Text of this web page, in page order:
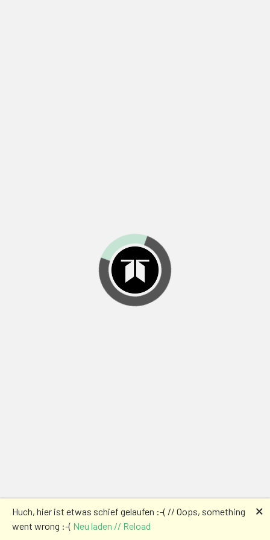
Huch, hier ist etwas schief gelaufen :-( // Oops, something
went wrong :-( Neu laden // Reload
🗙